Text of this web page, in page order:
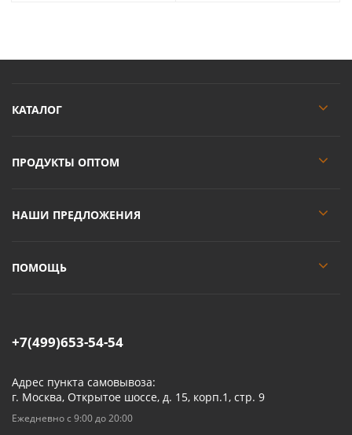
КАТАЛОГ
ПРОДУКТЫ ОПТОМ
НАШИ ПРЕДЛОЖЕНИЯ
ПОМОЩЬ
+7(499)653-54-54
Адрес пункта самовывоза:
г. Москва, Открытое шоссе, д. 15, корп.1, стр. 9
Ежедневно с 9:00 до 20:00